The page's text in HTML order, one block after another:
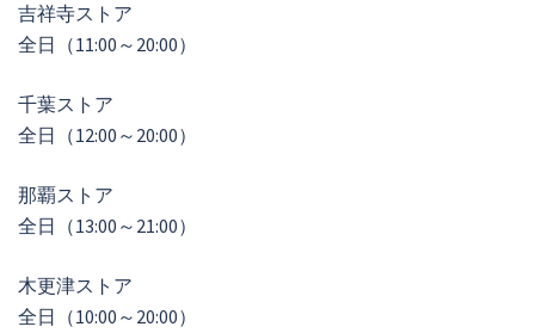
吉祥寺ストア
全日（11:00～20:00）
千葉ストア
全日（12:00～20:00）
那覇ストア
全日（13:00～21:00）
木更津ストア
全日（10:00～20:00）